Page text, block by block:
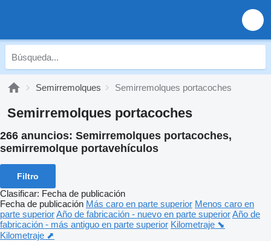
Semirremolques Semirremolques portacoches
Semirremolques portacoches
266 anuncios: Semirremolques portacoches,
semirremolque portavehículos
Filtro
Clasificar: Fecha de publicación
Fecha de publicación Más caro en parte superior Menos caro en
parte superiorAño de fabricación - nuevo en parte superiorAño de
fabricación - más antiguo en parte superior Kilometraje ⬊
Kilometraje ⬈